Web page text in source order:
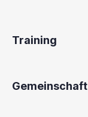
Training
Gemeinschaft